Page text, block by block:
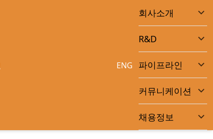
ENG
회사소개
R&D
파이프라인
커뮤니케이션
채용정보